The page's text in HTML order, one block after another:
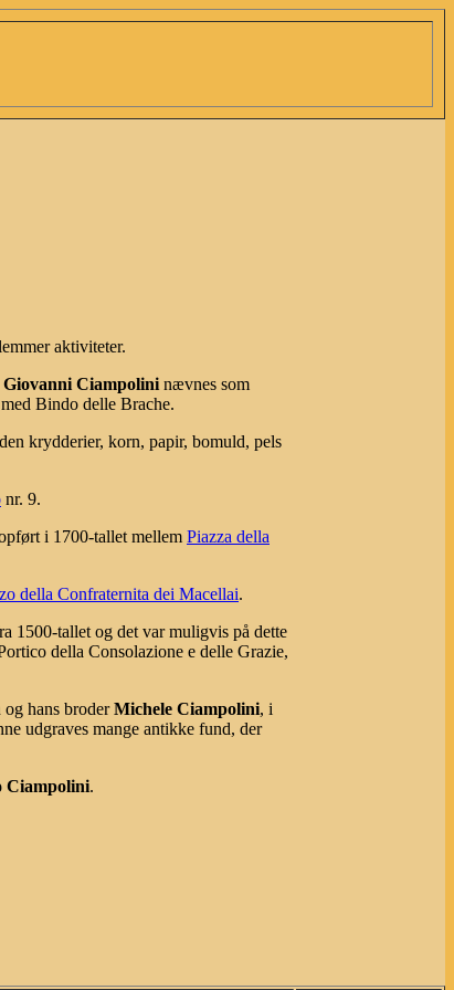
aktiviteter.
Giovanni Ciampolini nævnes som
Bindo delle Brache.
krydderier, korn, papir, bomuld, pels
nr. 9.
i 1700-tallet mellem Piazza della
della Confraternita dei Macellai.
1500-tallet og det var muligvis på dette
della Consolazione e delle Grazie,
og hans broderMichele Ciampolini, i
udgraves mange antikke fund, der
Ciampolini.